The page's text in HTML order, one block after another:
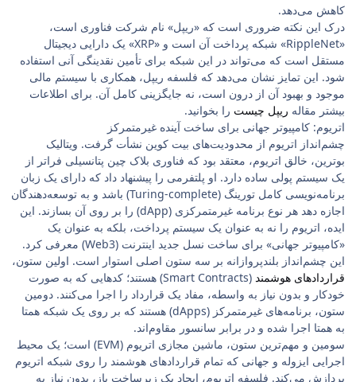
کاهش می‌دهد.
درک این نکته ضروری است که «ریپل» نام شرکت فناوری است،
«RippleNet» شبکه پرداخت آن است و «XRP» یک دارایی دیجیتال
مستقل است که می‌تواند در این شبکه برای تأمین نقدینگی آنی استفاده
شود. این تمایز نشان می‌دهد که فلسفه ریپل، همکاری با سیستم مالی
موجود و بهبود آن از درون است، نه جایگزینی کامل آن. برای اطلاعات
بیشتر مقاله ریپل چیست را بخوانید.
اتریوم: کامپیوتر جهانی برای ساخت آینده غیرمتمرکز
چشم‌انداز اتریوم از محدودیت‌های بیت کوین نشأت گرفت. ویتالیک
بوترین، خالق اتریوم، معتقد بود که فناوری بلاک چین پتانسیلی فراتر از
یک سیستم پولی ساده دارد. او پلتفرمی را پیشنهاد داد که دارای یک زبان
برنامه‌نویسی کامل تورینگ (Turing-complete) باشد و به توسعه‌دهندگان
اجازه دهد هر نوع برنامه غیرمتمرکزی (dApp) را بر روی آن بسازند. این
ایده، اتریوم را نه به عنوان یک سیستم پرداخت، بلکه به عنوان یک
«کامپیوتر جهانی» برای ساخت نسل جدید اینترنت (Web3) معرفی کرد.
این چشم‌انداز بلندپروازانه بر سه ستون اصلی استوار است. اولین ستون،
قراردادهای هوشمند
(Smart Contracts) هستند؛ کدهایی که به صورت
خودکار و بدون نیاز به واسطه، مفاد یک قرارداد را اجرا می‌کنند. دومین
ستون، برنامه‌های غیرمتمرکز (dApps) هستند که بر روی یک شبکه همتا
به همتا اجرا شده و در برابر سانسور مقاوم‌اند.
سومین و مهم‌ترین ستون، ماشین مجازی اتریوم (EVM) است؛ یک محیط
اجرایی ایزوله و جهانی که تمام قراردادهای هوشمند را روی شبکه اتریوم
پردازش می‌کند. فلسفه اتریوم، ایجاد یک زیرساخت باز، بدون نیاز به